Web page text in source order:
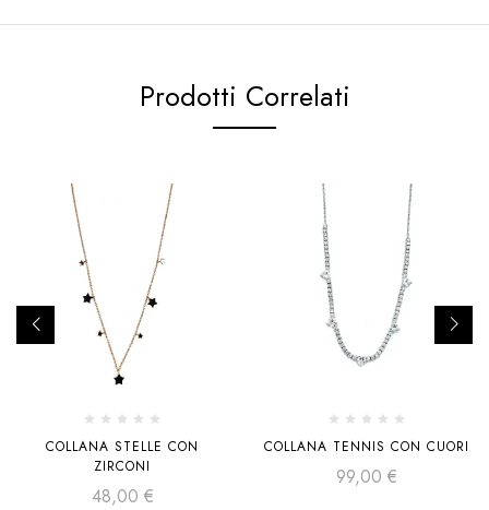
Prodotti Correlati
COLLANA STELLE CON
ZIRCONI
48,00 €
COLLANA TENNIS CON CUORI
99,00 €